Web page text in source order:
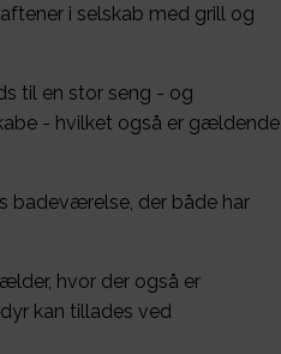
i selskab med grill og
til en stor seng - og
- hvilket også er gældende
badeværelse, der både har
hvor der også er
kan tillades ved